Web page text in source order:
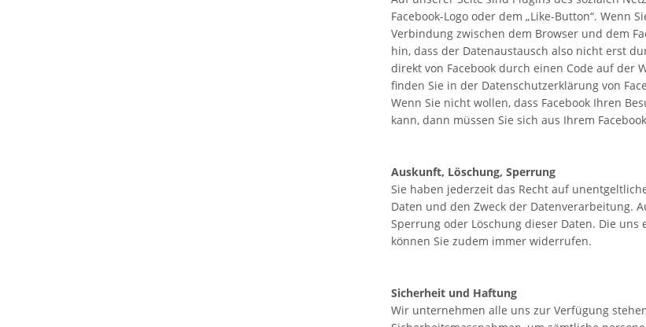
Facebook-Logo oder dem „Like-Button“. Wenn
Verbindung zwischen dem Browser und dem
hin, dass der Datenaustausch also nicht erst
direkt von Facebook durch einen Code auf der
finden Sie in der Datenschutzerklärung von
Wenn Sie nicht wollen, dass Facebook Ihren
kann, dann müssen Sie sich aus Ihrem
Auskunft, Löschung, Sperrung
Sie haben jederzeit das Recht auf
Daten und den Zweck der Datenverarbeitung.
Sperrung oder Löschung dieser Daten. Die
können Sie zudem immer widerrufen.
Sicherheit und Haftung
Wir unternehmen alle uns zur Verfügung